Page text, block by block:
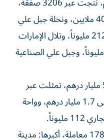
أبرزها في مناطق: مدينة المطار 407 ملايين، ونخلة جبل علي
332 مليوناً، وداون تان جبل علي 212 مليوناً، وتلال الإمارات
137 مليوناً، ومعيصم الثانية 133 مليوناً، وجبل علي الصناعية
وعلى صعيد الرهون، سجلت 5.66 مليار درهم، تمثلت عبر
848 صفقة، أكبرها في: الروية الأولى 1.7 مليار درهم، وواحة
وبلغت الهبات 1.52 مليار درهم لـ178 معاملة، أكبرها: مدينة